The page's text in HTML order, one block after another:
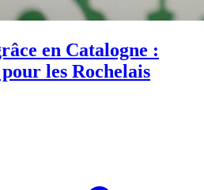
en Catalogne :
les Rochelais